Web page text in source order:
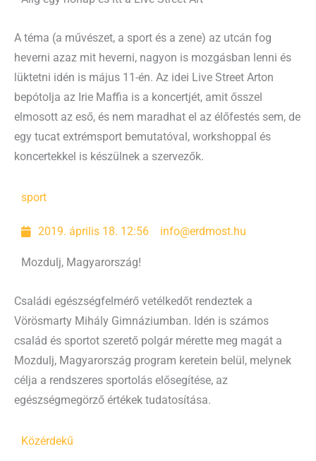
A téma (a művészet, a sport és a zene) az utcán fog
heverni azaz mit heverni, nagyon is mozgásban lenni és
lüktetni idén is május 11-én. Az idei Live Street Arton
bepótolja az Irie Maffia is a koncertjét, amit ősszel
elmosott az eső, és nem maradhat el az élőfestés sem, de
egy tucat extrémsport bemutatóval, workshoppal és
koncertekkel is készülnek a szervezők.
sport
2019. április 18. 12:56 info@erdmost.hu
Mozdulj, Magyarország!
Családi egészségfelmérő vetélkedőt rendeztek a
Vörösmarty Mihály Gimnáziumban. Idén is számos
család és sportot szerető polgár mérette meg magát a
Mozdulj, Magyarország program keretein belül, melynek
célja a rendszeres sportolás elősegítése, az
egészségmegörző értékek tudatosítása.
Közérdekű